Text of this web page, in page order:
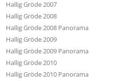
Hallig Gröde 2007
Hallig Gröde 2008
Hallig Gröde 2008 Panorama
Hallig Gröde 2009
Hallig Gröde 2009 Panorama
Hallig Gröde 2010
Hallig Gröde 2010 Panorama